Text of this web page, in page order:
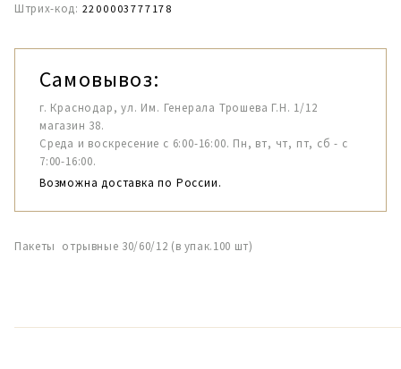
Штрих-код: 2200003777178
Самовывоз:
г. Краснодар, ул. Им. Генерала Трошева Г.Н. 1/12
магазин 38.
Среда и воскресение с 6:00-16:00. Пн, вт, чт, пт, сб - с
7:00-16:00.
Возможна доставка по России.
Пакеты отрывные 30/60/12 (в упак.100 шт)